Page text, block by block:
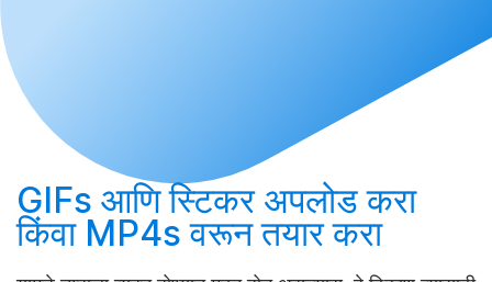
GIFs आणि स्टिकर अपलोड करा
किंवा MP4s वरूनतयार करा